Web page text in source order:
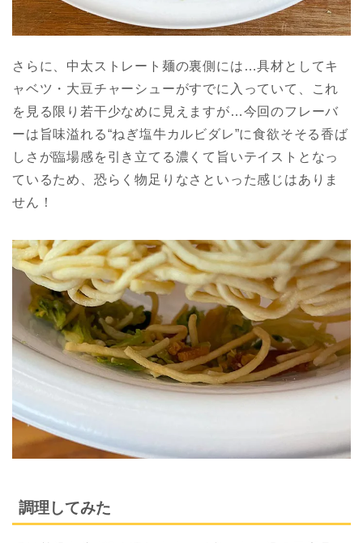
さらに、中太ストレート麺の裏側には…具材としてキ
ャベツ・大豆チャーシューがすでに入っていて、これ
を見る限り若干少なめに見えますが…今回のフレーバ
ーは旨味溢れる“ねぎ塩牛カルビダレ”に食欲そそる香ば
しさが臨場感を引き立てる濃くて旨いテイストとなっ
ているため、恐らく物足りなさといった感じはありま
せん！
調理してみた